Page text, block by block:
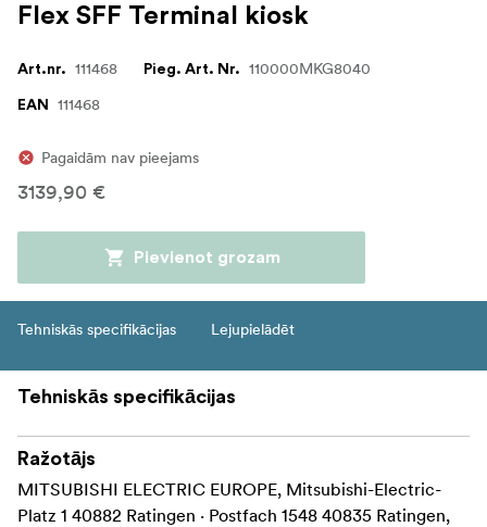
Flex SFF Terminal kiosk
Art.nr. 111468 Pieg. Art. Nr. 110000MKG8040
EAN 111468
Pagaidām nav pieejams
3139,90 €
Pievienot grozam
Tehniskās specifikācijas Lejupielādēt
Tehniskās specifikācijas
Ražotājs
MITSUBISHI ELECTRIC EUROPE, Mitsubishi-Electric-
Platz 1 40882 Ratingen · Postfach 1548 40835 Ratingen,